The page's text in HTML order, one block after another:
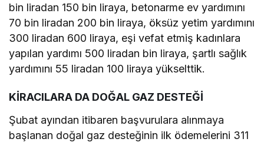
bin liradan 150 bin liraya, betonarme ev yardımını
70 bin liradan 200 bin liraya, öksüz yetim yardımını
300 liradan 600 liraya, eşi vefat etmiş kadınlara
yapılan yardımı 500 liradan bin liraya, şartlı sağlık
yardımını 55 liradan 100 liraya yükselttik.
KİRACILARA DA DOĞAL GAZ DESTEĞİ
Şubat ayından itibaren başvurulara alınmaya
başlanan doğal gaz desteğinin ilk ödemelerini 311